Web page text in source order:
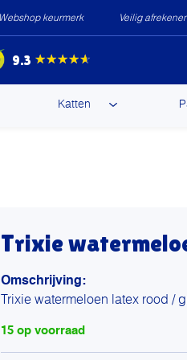
Webshop keurmerk Veilig
9.3 ★★★★★
Katten
Trixie
Omschrijving:
Trixie watermeloen latex rood /
15 op voorraad